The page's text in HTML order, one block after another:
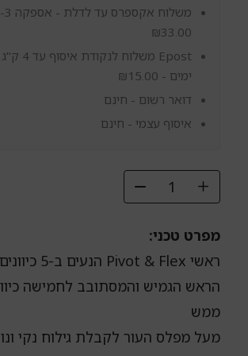
משלוח אקספרס עד לדלת - אספקה 2-3 ימים -
₪33.00
ימים -
₪15.00
דואר רשום - חינם
איסוף עצמי - חינם
גילוח
S3143/00
פיליפס
מפרט טכני:
ראשי Pivot & Flex הנעים ב-5 כיוונים נשארים קרובים לכל זווית ועקומה
הראש הגמיש והמסתובב לחמישה
ממש
מעל מפלס העור לקבלת גילוח נקי